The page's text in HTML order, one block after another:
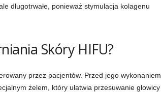
długotrwałe, ponieważ stymulacja kolagenu
Skóry HIFU?
przez pacjentów. Przed jego wykonaniem
żelem, który ułatwia przesuwanie głowicy